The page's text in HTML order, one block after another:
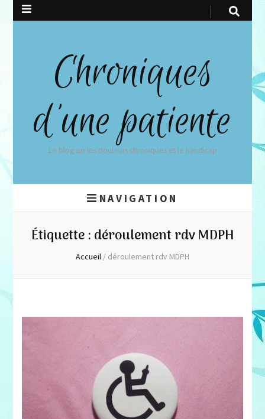
Chroniques
d'une patiente
Le blog sur les douleurs chroniques et le handicap
NAVIGATION
Étiquette :déroulement rdv MDPH
Accueil/ déroulement rdv MDPH